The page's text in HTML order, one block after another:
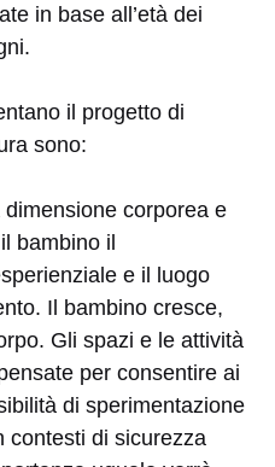
in base all’età dei
il progetto di
sono:
corporea e
bambino il
e il luogo
Il bambino cresce,
Gli spazi e le attività
per consentire ai
di sperimentazione
contesti di sicurezza